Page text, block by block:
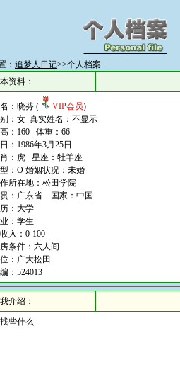
： 追梦人日记>>个人档案
资料：
：晓芬 ( VIP会员)
：女 真实姓名：不显示
：160 体重：66
：1986年3月25日
：虎 星座：牡羊座
：O 婚姻状况：未婚
所在地：松田学院
：广东省 国家：中国
：大学
：学生
入：0-100
条件：六人间
：广大松田
：524013
介绍：
些什么